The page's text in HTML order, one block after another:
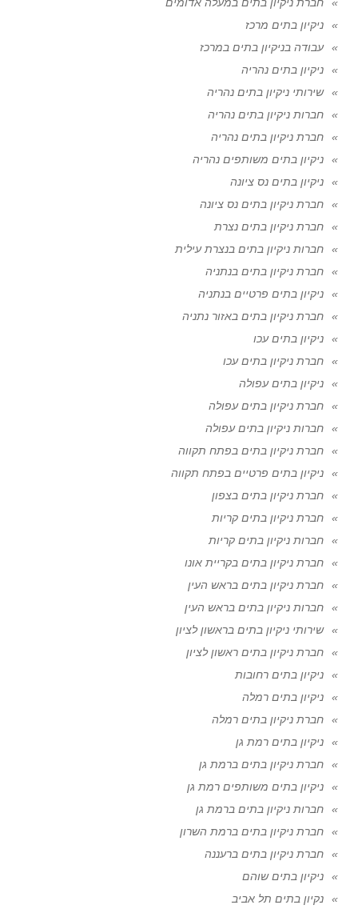
ניקיון בתים מרכז
עבודה בניקיון בתים במרכז
ניקיון בתים נהריה
שירותי ניקיון בתים נהריה
חברות ניקיון בתים נהריה
חברת ניקיון בתים נהריה
ניקיון בתים משותפים נהריה
ניקיון בתים נס ציונה
חברת ניקיון בתים נס ציונה
חברת ניקיון בתים נצרת
חברות ניקיון בתים בנצרת עילית
חברת ניקיון בתים בנתניה
ניקיון בתים פרטיים בנתניה
חברת ניקיון בתים באזור נתניה
ניקיון בתים עכו
חברת ניקיון בתים עכו
ניקיון בתים עפולה
חברת ניקיון בתים עפולה
חברות ניקיון בתים עפולה
חברת ניקיון בתים בפתח תקווה
ניקיון בתים פרטיים בפתח תקווה
חברת ניקיון בתים בצפון
חברת ניקיון בתים קריות
חברות ניקיון בתים קריות
חברת ניקיון בתים בקריית אונו
חברת ניקיון בתים בראש העין
חברות ניקיון בתים בראש העין
שירותי ניקיון בתים בראשון לציון
חברת ניקיון בתים ראשון לציון
ניקיון בתים רחובות
ניקיון בתים רמלה
חברת ניקיון בתים רמלה
ניקיון בתים רמת גן
חברת ניקיון בתים ברמת גן
ניקיון בתים משותפים רמת גן
חברות ניקיון בתים ברמת גן
חברת ניקיון בתים ברמת השרון
חברת ניקיון בתים ברעננה
ניקיון בתים שוהם
נקיון בתים תל אביב